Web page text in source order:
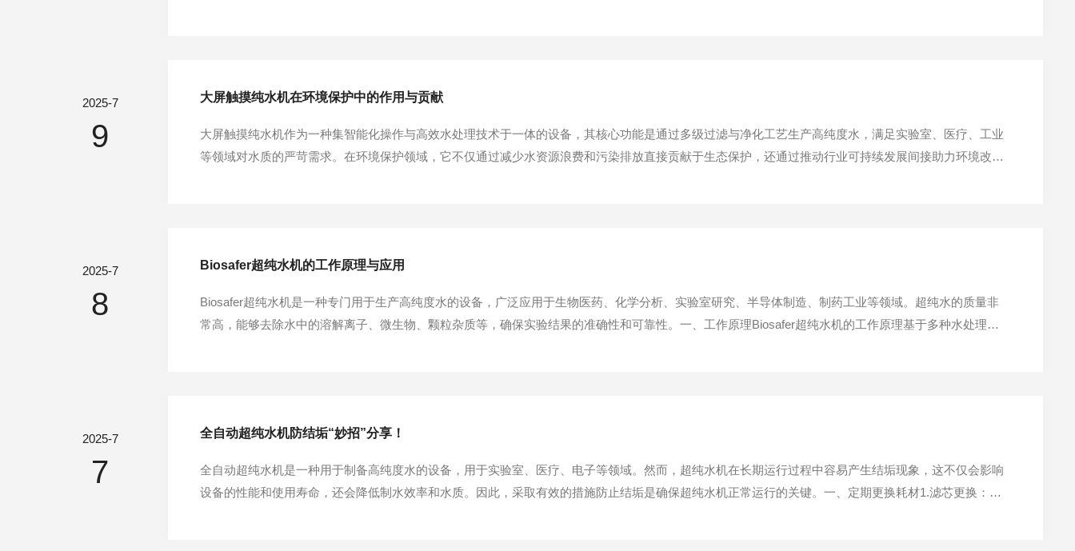
2025-7
9
大屏触摸纯水机在环境保护中的作用与贡献
大屏触摸纯水机作为一种集智能化操作与高效水处理技术于一体的设备，其核心功能是通过多级过滤与净化工艺生产高纯度水，满足实验室、医疗、工业
等领域对水质的严苛需求。在环境保护领域，它不仅通过减少水资源浪费和污染排放直接贡献于生态保护，还通过推动行业可持续发展间接助力环境改
2025-7
8
Biosafer超纯水机的工作原理与应用
Biosafer超纯水机是一种专门用于生产高纯度水的设备，广泛应用于生物医药、化学分析、实验室研究、半导体制造、制药工业等领域。超纯水的质量非
常高，能够去除水中的溶解离子、微生物、颗粒杂质等，确保实验结果的准确性和可靠性。一、工作原理Biosafer超纯水机的工作原理基于多种水处理技
2025-7
7
全自动超纯水机防结垢“妙招”分享！
全自动超纯水机是一种用于制备高纯度水的设备，用于实验室、医疗、电子等领域。然而，超纯水机在长期运行过程中容易产生结垢现象，这不仅会影响
设备的性能和使用寿命，还会降低制水效率和水质。因此，采取有效的措施防止结垢是确保超纯水机正常运行的关键。一、定期更换耗材1.滤芯更换：超